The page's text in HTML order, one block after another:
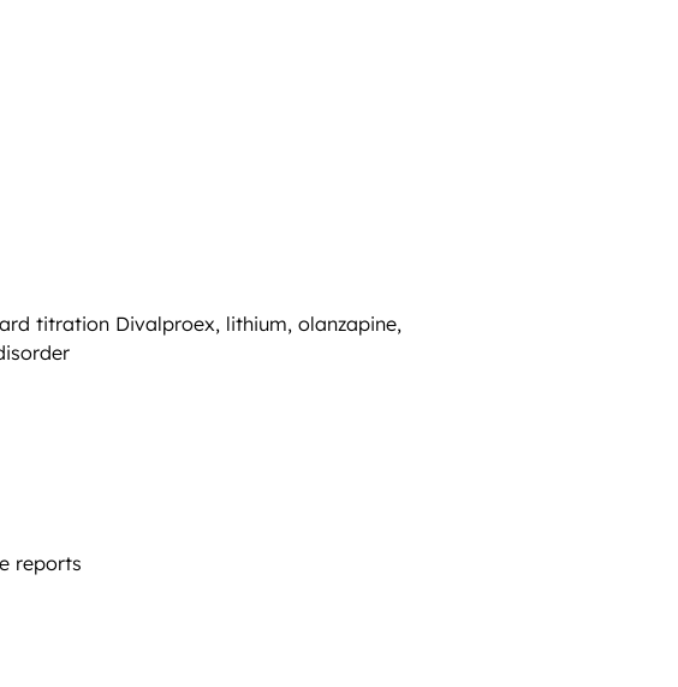
titration Divalproex, lithium, olanzapine,
reports